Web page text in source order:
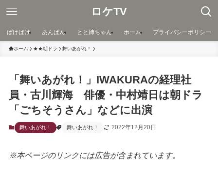
ロケTV
ばけばけ あんぱん とと姉ちゃん ホーム プライバシーポリシー
ホーム ★★朝ドラ 舞いあがれ！
「舞いあがれ！」IWAKURAの経理社
員・古川輝海 俳優・中村靖日は朝ドラ
「ごちそうさん」などに出演
舞いあがれ！ 舞いあがれ！ 2022年12月20日
※本ページのリンクには広告が含まれています。